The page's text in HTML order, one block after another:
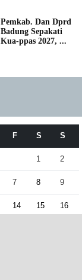
Pemkab. Dan Dprd
Badung Sepakati
Kua-ppas 2027, ...
F S S
1 2
7 8 9
14 15 16